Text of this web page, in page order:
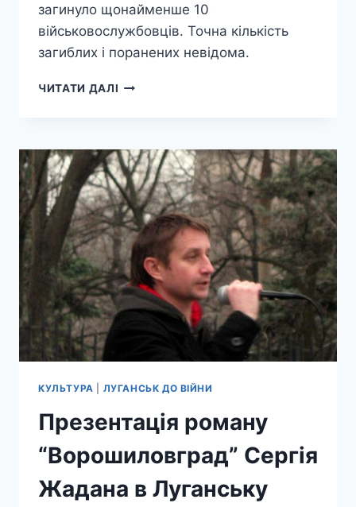
загинуло щонайменше 10
військовослужбовців. Точна кількість
загиблих і поранених невідома.
ЧИТАТИ ДАЛІ
ОКУПАНТІВ
КУЛЬТУРА ЛУГАНСЬК ДО ВІЙНИ
Презентація роману
“Ворошиловград” Сергія
Жадана в Луганську